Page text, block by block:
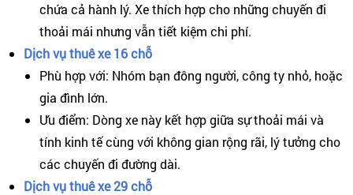
chứa cả hành lý. Xe thích hợp cho những chuyến đi
thoải mái nhưng vẫn tiết kiệm chi phí.
Dịch vụ thuê xe 16 chỗ
Phù hợp với: Nhóm bạn đông người, công ty nhỏ, hoặc
gia đình lớn.
Ưu điểm: Dòng xe này kết hợp giữa sự thoải mái và
tính kinh tế cùng với không gian rộng rãi, lý tưởng cho
các chuyến đi đường dài.
Dịch vụ thuê xe 29 chỗ